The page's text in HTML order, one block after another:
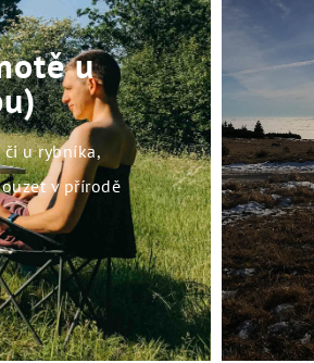
u
u rybníka,
v přírodě